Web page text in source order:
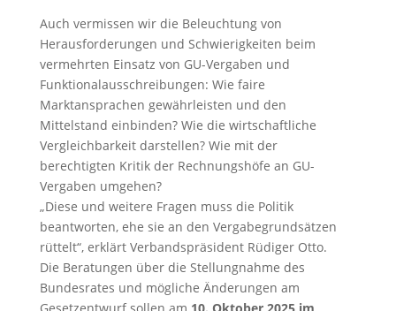
Auch vermissen wir die Beleuchtung von
Herausforderungen und Schwierigkeiten beim
vermehrten Einsatz von GU-Vergaben und
Funktionalausschreibungen: Wie faire
Marktansprachen gewährleisten und den
Mittelstand einbinden? Wie die wirtschaftliche
Vergleichbarkeit darstellen? Wie mit der
berechtigten Kritik der Rechnungshöfe an GU-
Vergaben umgehen?
„Diese und weitere Fragen muss die Politik
beantworten, ehe sie an den Vergabegrundsätzen
rüttelt“, erklärt Verbandspräsident Rüdiger Otto.
Die Beratungen über die Stellungnahme des
Bundesrates und mögliche Änderungen am